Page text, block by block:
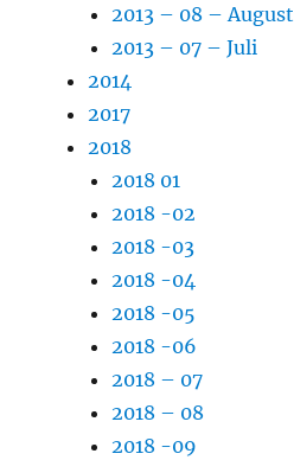
2013 – 08 – August
2013 – 07 – Juli
2014
2017
2018
2018 01
2018 -02
2018 -03
2018 -04
2018 -05
2018 -06
2018 – 07
2018 – 08
2018 -09